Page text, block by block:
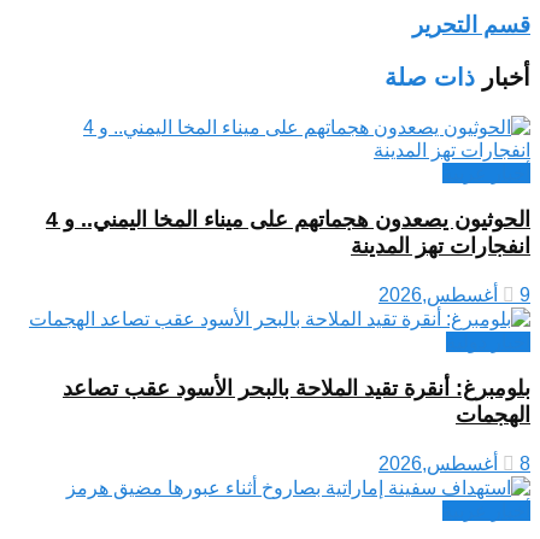
قسم التحرير
أخبار ذات صلة
الحوثيون يصعدون هجماتهم على ميناء المخا اليمني.. و 4
انفجارات تهز المدينة
9 أغسطس,2026
بلومبرغ: أنقرة تقيد الملاحة بالبحر الأسود عقب تصاعد
الهجمات
8 أغسطس,2026